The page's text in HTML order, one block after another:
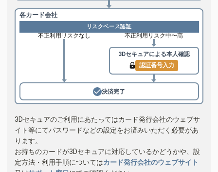
各カード会社
リスクベース認証
不正利用リスクなし 不正利用リスク中〜高
3Dセキュアによる本人確認
認証番号入力
決済完了
3Dセキュアのご利用にあたってはカード発行会社のウェブサ
イト等にてパスワードなどの設定をお済みいただく必要があ
ります。
お持ちのカードが3Dセキュアに対応しているかどうかや、設
定方法・利用手順についてはカード発行会社のウェブサイト